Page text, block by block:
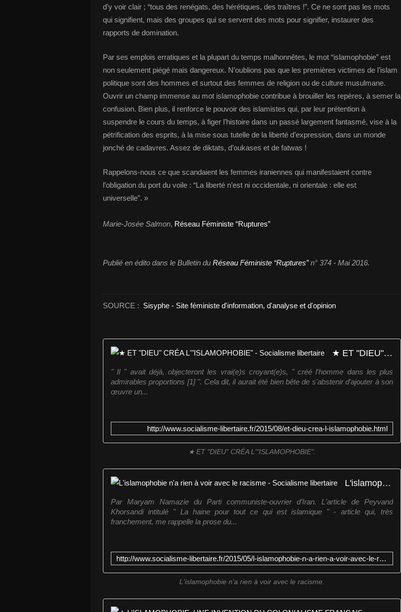
d’y voir clair ; “tous des renégats, des hérétiques, des traîtres !”. Ce ne sont pas les mots
qui signifient, mais des groupes qui se servent des mots pour signifier, instaurer des
rapports de domination.
Par ses emplois erratiques et la plupart du temps malhonnêtes, le mot “islamophobie” est
non seulement piégé mais dangereux. N’oublions pas que les premières victimes de l’islam
politique sont des hommes et surtout des femmes de religion ou de culture musulmane.
Ouvrir un champ immense au mot islamophobie contribue à brouiller les repères, à semer la
confusion. Bien plus, il renforce le pouvoir des islamistes qui, par leur prétention à
suspendre le cours du temps, à figer l’histoire dans un passé largement fantasmé, vise à la
pétrification des esprits, à la mise sous tutelle de la liberté d’expression, dans un monde
jonché de cadavres. Assez de diktats, d’oukases et de fatwas !
Rappelons-nous ce que scandaient les femmes iraniennes qui manifestaient contre
l’obligation du port du voile : “La liberté n’est ni occidentale, ni orientale : elle est
universelle”. »
Marie-Josée Salmon, Réseau Féministe “Ruptures”
Publié en édito dans le Bulletin du Réseau Féministe “Ruptures”n° 374 - Mai 2016.
SOURCE : Sisyphe - Site féministe d'information, d'analyse et d'opinion
★ ET "DIEU" CRÉA L'"ISLAMOPHOBIE" - Socialisme libertaire
" Il " avait déjà, objecteront les vrai(e)s croyant(e)s, " créé l'homme dans les plus
admirables proportions [1] ". Cela dit, il aurait été bien bête de s'abstenir d'ajouter à son
œuvre un...
http://www.socialisme-libertaire.fr/2015/08/et-dieu-crea-l-islamophobie.html
★ ET "DIEU" CRÉA L'"ISLAMOPHOBIE".
L'islamophobie n'a rien à voir avec le racisme - Socialisme libertaire
Par Maryam Namazie du Parti communiste-ouvrier d'Iran. L'article de Peyvand
Khorsandi intitulé " La haine pour tout ce qui est islamique " - article qui, très
franchement, me rappelle la prose du...
http://www.socialisme-libertaire.fr/2015/05/l-islamophobie-n-a-rien-a-voir-avec-le-racisme.html
L'islamophobie n'a rien à voir avec le racisme.